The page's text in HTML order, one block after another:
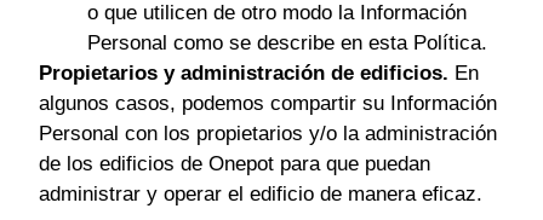
o que utilicen de otro modo la Información
Personal como se describe en esta Política.
Propietarios y administración de edificios. En
algunos casos, podemos compartir su Información
Personal con los propietarios y/o la administración
de los edificios de Onepot para que puedan
administrar y operar el edificio de manera eficaz.